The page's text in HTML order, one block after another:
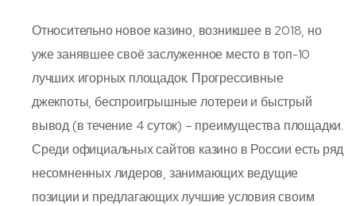
Относительно новое казино, возникшее в 2018, но
уже занявшее своё заслуженное место в топ-10
лучших игорных площадок. Прогрессивные
джекпоты, беспроигрышные лотереи и быстрый
вывод (в течение 4 суток) – преимущества площадки.
Среди официальных сайтов казино в России есть ряд
несомненных лидеров, занимающих ведущие
позиции и предлагающих лучшие условия своим